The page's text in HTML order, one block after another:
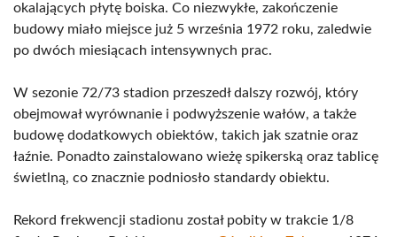
okalających płytę boiska. Co niezwykłe, zakończenie
budowy miało miejsce już 5 września 1972 roku, zaledwie
po dwóch miesiącach intensywnych prac.
W sezonie 72/73 stadion przeszedł dalszy rozwój, który
obejmował wyrównanie i podwyższenie wałów, a także
budowę dodatkowych obiektów, takich jak szatnie oraz
łaźnie. Ponadto zainstalowano wieżę spikerską oraz tablicę
świetlną, co znacznie podniosło standardy obiektu.
Rekord frekwencji stadionu został pobity w trakcie 1/8